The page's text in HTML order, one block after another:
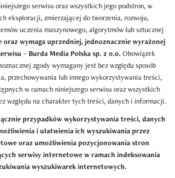
serwisu oraz wszystkich jego podstron, w
eksploracji, zmierzającej do tworzenia, rozwoju,
uczenia maszynowego, algorytmów lub sztucznej
oraz wymaga uprzedniej, jednoznacznie wyrażonej
– Burda Media Polska sp. z o.o.Obowiązek
zgody wymagany jest bez względu sposób
przechowywania lub innego wykorzystywania treści,
w ramach niniejszego serwisu oraz wszystkich
względu na charakter tych treści, danych i informacji.
przypadków wykorzystywania treści, danych
i ułatwienia ich wyszukiwania przez
oraz umożliwienia pozycjonowania stron
serwisy internetowe w ramach indeksowania
wyszukiwarek internetowych.